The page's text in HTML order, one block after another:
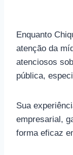
Enquanto
atenção da
atenciosos
pública,
Sua
empresarial,
forma eficaz